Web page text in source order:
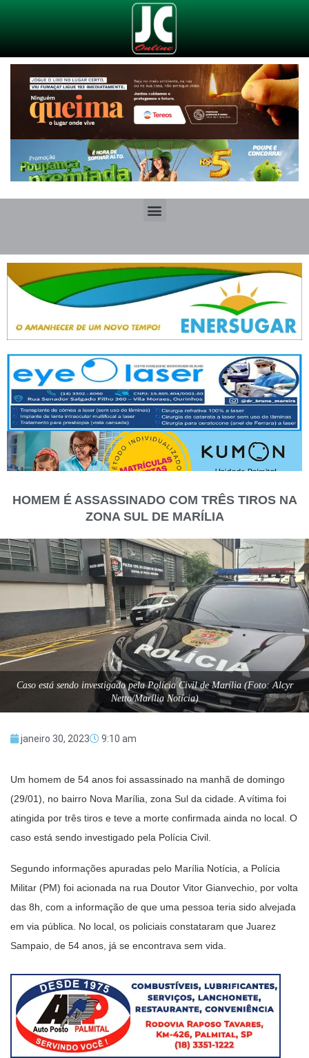
HOMEM É ASSASSINADO COM TRÊS TIROS NA
ZONA SUL DE MARÍLIA
Caso está sendo investigado pela Polícia Civil de Marília (Foto: Alcyr
Netto/Marília Notícia)
janeiro 30, 2023 9:10 am
Um homem de 54 anos foi assassinado na manhã de domingo
(29/01), no bairro Nova Marília, zona Sul da cidade. A vítima foi
atingida por três tiros e teve a morte confirmada ainda no local. O
caso está sendo investigado pela Polícia Civil.
Segundo informações apuradas pelo Marília Notícia, a Polícia
Militar (PM) foi acionada na rua Doutor Vitor Gianvechio, por volta
das 8h, com a informação de que uma pessoa teria sido alvejada
em via pública. No local, os policiais constataram que Juarez
Sampaio, de 54 anos, já se encontrava sem vida.